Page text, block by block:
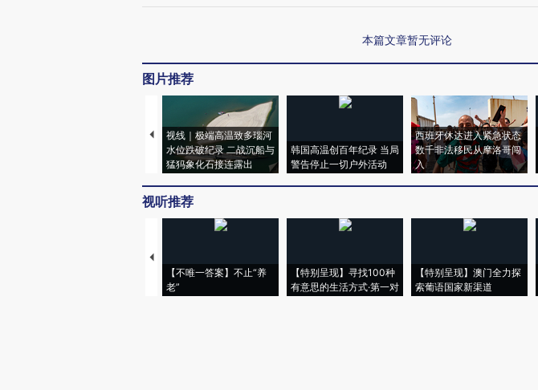
本篇文章暂无评论
图片推荐
视线｜极端高温致多瑙河
水位跌破纪录 二战沉船与
猛犸象化石接连露出
韩国高温创百年纪录 当局
警告停止一切户外活动
西班牙休达进入紧急状态
数千非法移民从摩洛哥闯
入
视听推荐
【不唯一答案】不止“养
老”
【特别呈现】寻找100种
有意思的生活方式·第一对
【特别呈现】澳门全力探
索葡语国家新渠道